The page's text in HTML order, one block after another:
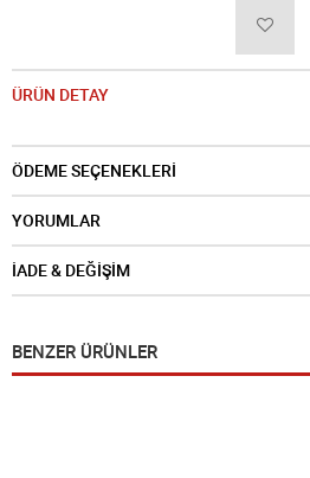
ÜRÜN DETAY
ÖDEME SEÇENEKLERİ
YORUMLAR
İADE & DEĞİŞİM
BENZER ÜRÜNLER